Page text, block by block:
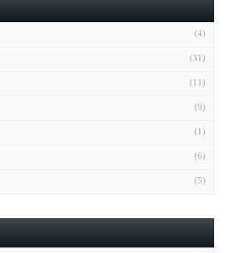
(4)
(31)
(11)
(9)
(1)
(6)
(5)